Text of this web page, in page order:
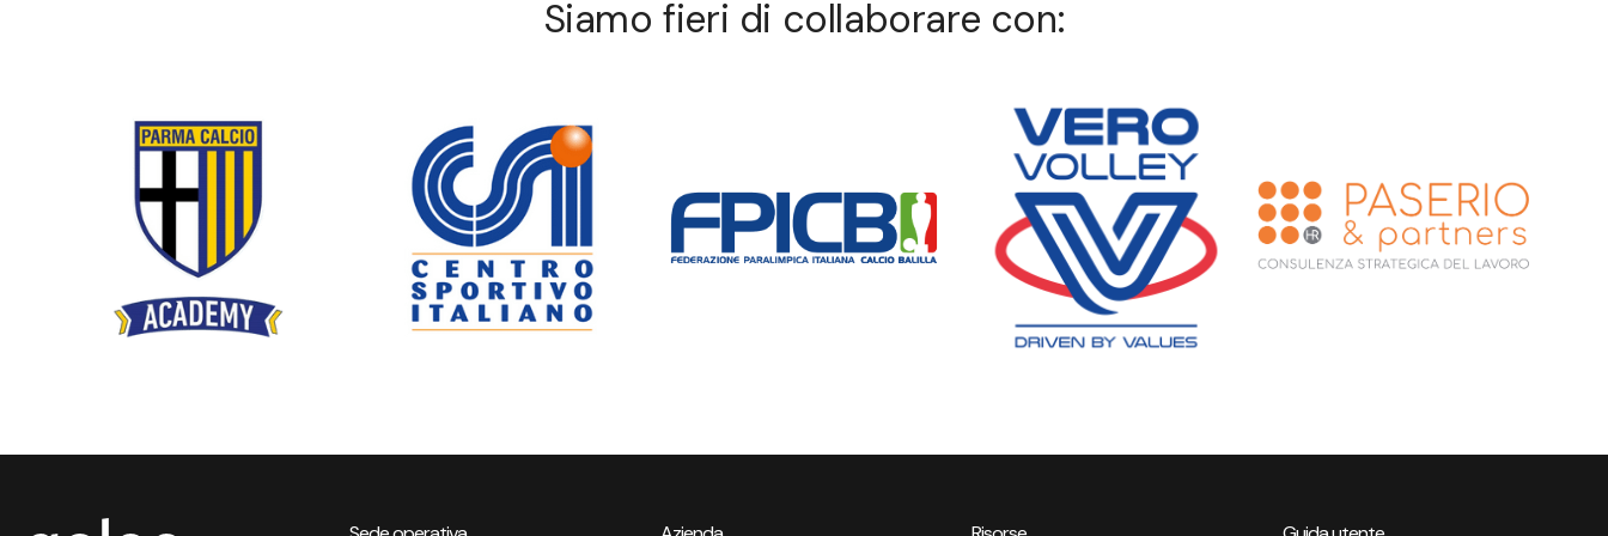
Siamo fieri di collaborare con: